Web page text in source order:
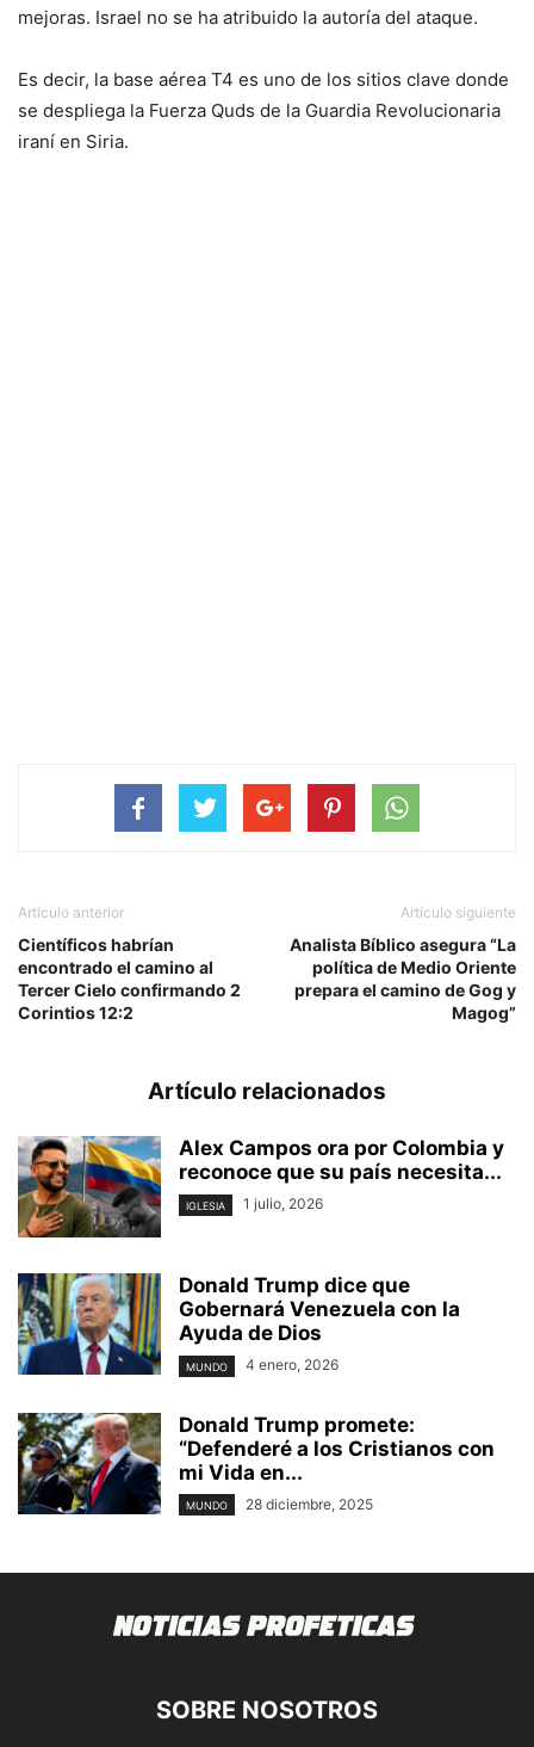
mejoras. Israel no se ha atribuido la autoría del ataque.
Es decir, la base aérea T4 es uno de los sitios clave donde
se despliega la Fuerza Quds de la Guardia Revolucionaria
iraní en Siria.
Artículo anterior
Científicos habrían
encontrado el camino al
Tercer Cielo confirmando 2
Corintios 12:2
Artículo siguiente
Analista Bíblico asegura “La
política de Medio Oriente
prepara el camino de Gog y
Magog”
Artículo relacionados
Alex Campos ora por Colombia y
reconoce que su país necesita...
IGLESIA 1 julio, 2026
Donald Trump dice que
Gobernará Venezuela con la
Ayuda de Dios
MUNDO 4 enero, 2026
Donald Trump promete:
“Defenderé a los Cristianos con
mi Vida en...
MUNDO 28 diciembre, 2025
SOBRE NOSOTROS